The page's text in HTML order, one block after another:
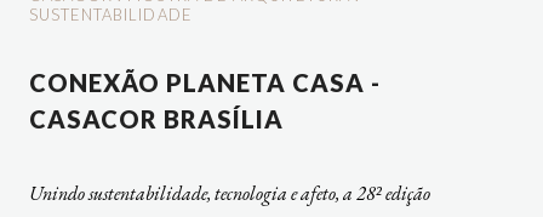
SUSTENTABILIDADE
CONEXÃO PLANETA CASA -
CASACOR BRASÍLIA
Unindo sustentabilidade, tecnologia e afeto, a 28² edição